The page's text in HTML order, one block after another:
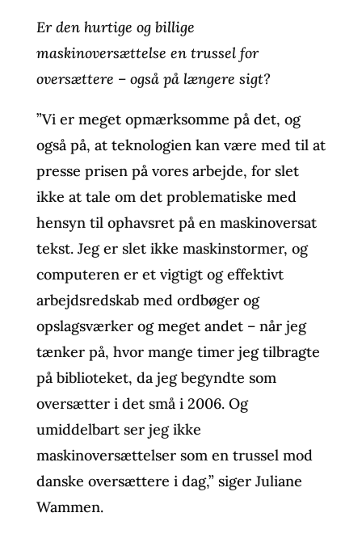
Er den hurtige og billige
maskinoversættelse en trussel for
oversættere – også på længere sigt?
”Vi er meget opmærksomme på det, og
også på, at teknologien kan være med til at
presse prisen på vores arbejde, for slet
ikke at tale om det problematiske med
hensyn til ophavsret på en maskinoversat
tekst. Jeg er slet ikke maskinstormer, og
computeren er et vigtigt og effektivt
arbejdsredskab med ordbøger og
opslagsværker og meget andet – når jeg
tænker på, hvor mange timer jeg tilbragte
på biblioteket, da jeg begyndte som
oversætter i det små i 2006. Og
umiddelbart ser jeg ikke
maskinoversættelser som en trussel mod
danske oversættere i dag,” siger Juliane
Wammen.